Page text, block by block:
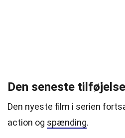
Den seneste tilføjelse
Den nyeste film i serien
action og spænding.